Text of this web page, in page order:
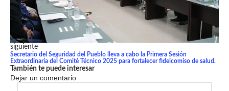
siguiente
Secretario del Seguridad del Pueblo lleva a cabo la Primera Sesión
Extraordinaria del Comité Técnico 2025 para fortalecer fideicomiso de salud.
También te puede interesar
Dejar un comentario